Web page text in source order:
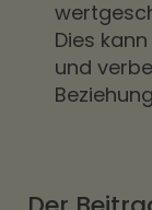
Dies
und